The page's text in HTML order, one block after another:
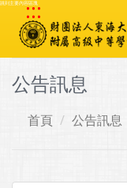
跳到主要內容區塊
:::
公告訊息
首頁 公告訊息